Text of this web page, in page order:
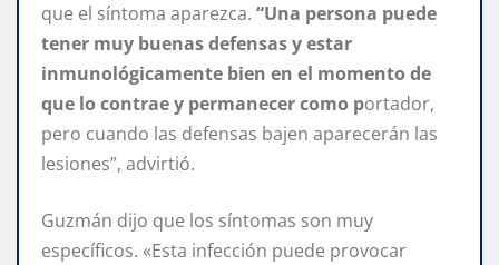
que el síntoma aparezca. “Una persona puede
tener muy buenas defensas y estar
inmunológicamente bien en el momento de
que lo contrae y permanecer como portador,
pero cuando las defensas bajen aparecerán las
lesiones”, advirtió.
Guzmán dijo que los síntomas son muy
específicos. «Esta infección puede provocar